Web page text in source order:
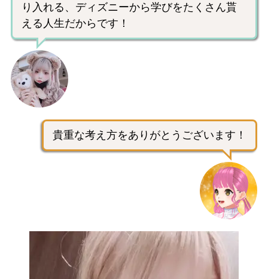
り入れる、ディズニーから学びをたくさん貰
える人生だからです！
貴重な考え方をありがとうございます！